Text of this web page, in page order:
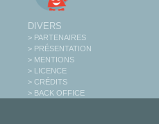
DIVERS
> PARTENAIRES
> PRÉSENTATION
> MENTIONS
> LICENCE
> CRÉDITS
> BACK OFFICE